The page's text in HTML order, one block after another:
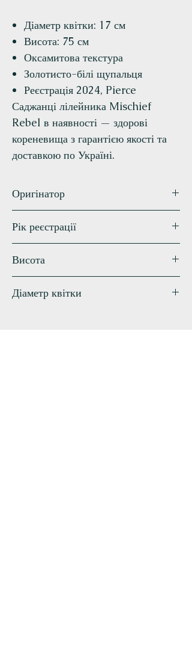
Діаметр квітки: 17 см
Висота: 75 см
Оксамитова текстура
Золотисто-білі щупальця
Реєстрація 2024, Pierce
Саджанці лілейника Mischief
Rebel в наявності — здорові
кореневища з гарантією якості та
доставкою по Україні.
Оригінатор
Рік реєстрації
Висота
Діаметр квітки